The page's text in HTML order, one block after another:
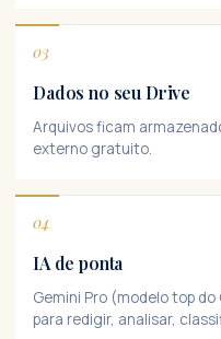
03
Dados no seu Drive
Arquivos ficam
externo gratuito.
04
IA de ponta
Gemini Pro (modelo top
para redigir, analisar,